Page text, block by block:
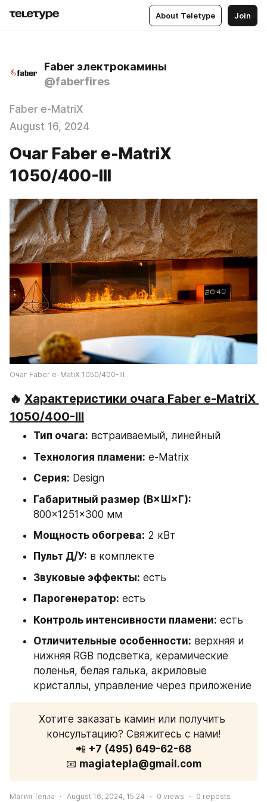
About Teletype Join
Faber электрокамины
@faberfires
Faber e-MatriX
August 16, 2024
Очаг Faber e-MatriX
1050/400-III
Очаг Faber e-MatiX 1050/400-III
🔥 Характеристики очага Faber e-MatriX
1050/400-III
Тип очага: встраиваемый, линейный
Технология пламени: e-Matrix
Серия: Design
Габаритный размер (В×Ш×Г):
800×1251×300 мм
Мощность обогрева: 2 кВт
Пульт Д/У: в комплекте
Звуковые эффекты: есть
Парогенератор: есть
Контроль интенсивности пламени: есть
Отличительные особенности: верхняя и
нижняя RGB подсветка, керамические
поленья, белая галька, акриловые
кристаллы, управление через приложение
Хотите заказать камин или получить
консультацию? Свяжитесь с нами!
📲 +7 (495) 649-62-68
📧 magiatepla@gmail.com
Магия Тепла August 16, 2024, 15:24 0 views 0 reposts